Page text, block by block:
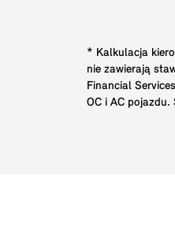
* Kalkulacja
nie zawierają
Financial
OC i AC pojazdu.